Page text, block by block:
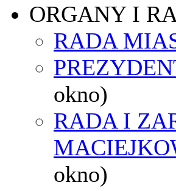
ORGANY I
RADA
okno)
RADA I
okno)